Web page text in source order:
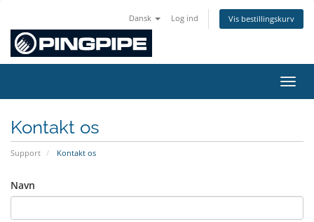
Dansk Log ind Vis bestillingskurv
Skift
Kontakt os
Support Kontakt os
Navn